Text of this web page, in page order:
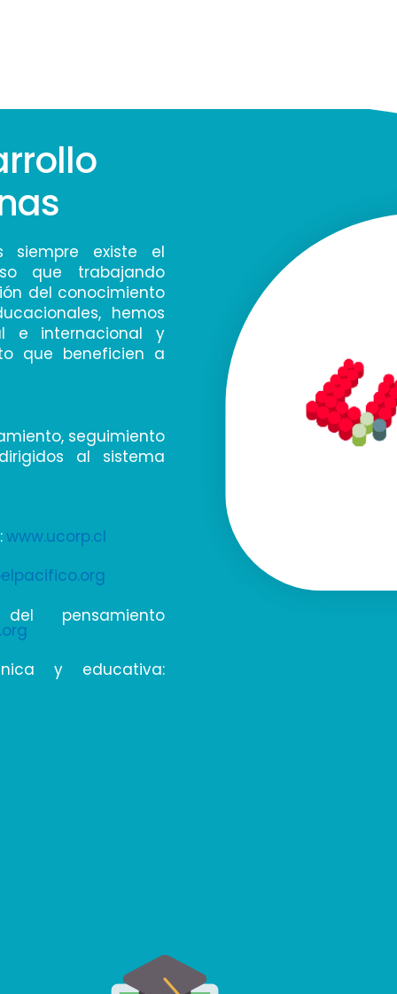
siempre existe el
que trabajando
del conocimiento
hemos
e internacional y
que beneficien a
seguimiento
al sistema
www.ucorp.cl
pensamiento
y educativa: